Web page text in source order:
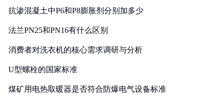
抗渗混凝土中P6和P8膨胀剂分别加多少
法兰PN25和PN16有什么区别
消费者对洗衣机的核心需求调研与分析
U型螺栓的国家标准
煤矿用电热取暖器是否符合防爆电气设备标准